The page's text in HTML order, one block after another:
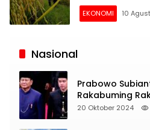
EKONOMI 10
Siaran
Nasional
Prabowo
Rakabuming
Presiden dan
20 Oktober 2024